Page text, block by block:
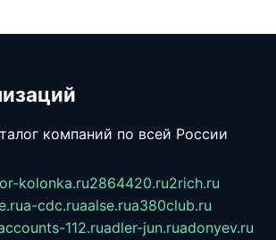
компаний по всей России
kolonka.ru2864420.ru2rich.ru
a-cdc.ruaalse.rua380club.ru
112.ruadler-jun.ruadonyev.ru